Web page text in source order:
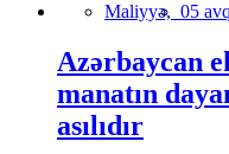
Maliyyə, 05
Azərbaycan
manatın
asılıdır